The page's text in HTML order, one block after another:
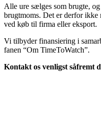
Alle ure sælges som brugte,
brugtmoms. Det er derfor
ved køb til firma eller eksport.
Vi tilbyder finansiering i
fanen “Om TimeToWatch”.
Kontakt os venligst såfremt